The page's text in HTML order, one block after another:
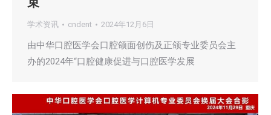
学术资讯 cndent 2024年12月6日
由中华口腔医学会口腔颌面创伤及正颌专业委员会主
办的2024年“口腔健康促进与口腔医学发展